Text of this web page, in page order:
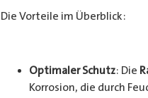
Die Vorteile im Überblick:
Optimaler Schutz: Die
Korrosion, die durch